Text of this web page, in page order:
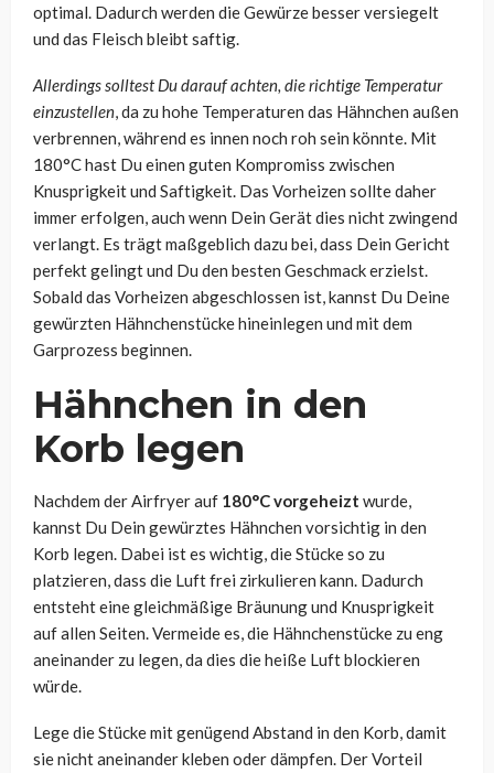
optimal. Dadurch werden die Gewürze besser versiegelt
und das Fleisch bleibt saftig.
Allerdings solltest Du darauf achten, die richtige Temperatur
einzustellen, da zu hohe Temperaturen das Hähnchen außen
verbrennen, während es innen noch roh sein könnte. Mit
180°C hast Du einen guten Kompromiss zwischen
Knusprigkeit und Saftigkeit. Das Vorheizen sollte daher
immer erfolgen, auch wenn Dein Gerät dies nicht zwingend
verlangt. Es trägt maßgeblich dazu bei, dass Dein Gericht
perfekt gelingt und Du den besten Geschmack erzielst.
Sobald das Vorheizen abgeschlossen ist, kannst Du Deine
gewürzten Hähnchenstücke hineinlegen und mit dem
Garprozess beginnen.
Hähnchen in den
Korb legen
Nachdem der Airfryer auf 180°C vorgeheizt wurde,
kannst Du Dein gewürztes Hähnchen vorsichtig in den
Korb legen. Dabei ist es wichtig, die Stücke so zu
platzieren, dass die Luft frei zirkulieren kann. Dadurch
entsteht eine gleichmäßige Bräunung und Knusprigkeit
auf allen Seiten. Vermeide es, die Hähnchenstücke zu eng
aneinander zu legen, da dies die heiße Luft blockieren
würde.
Lege die Stücke mit genügend Abstand in den Korb, damit
sie nicht aneinander kleben oder dämpfen. Der Vorteil